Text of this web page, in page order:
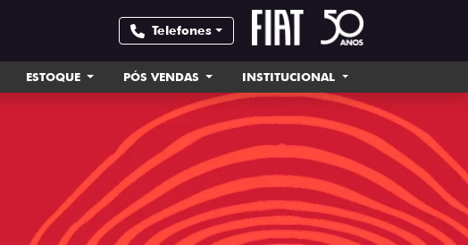
Telefones
ESTOQUE PÓS VENDAS INSTITUCIONAL